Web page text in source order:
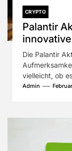
CRYPTO
Palantir
Die Palantir
vielleicht, ob
Admin